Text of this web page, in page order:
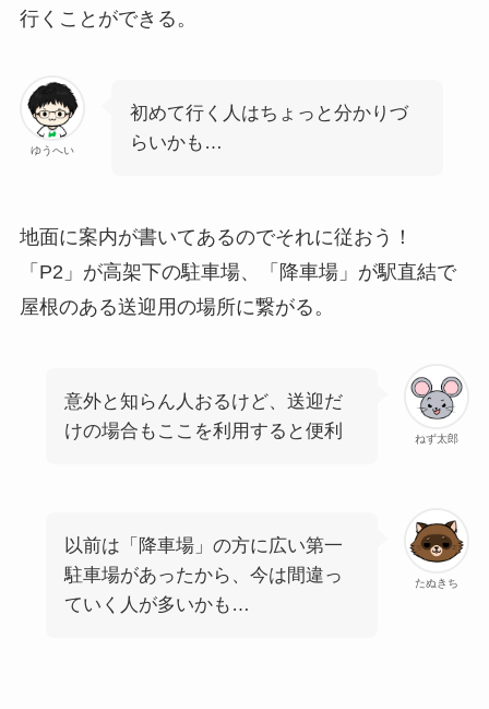
行くことができる。
ゆうへい
初めて行く人はちょっと分かりづ
らいかも…
地面に案内が書いてあるのでそれに従おう！
「P2」が高架下の駐車場、「降車場」が駅直結で
屋根のある送迎用の場所に繋がる。
ねず太郎
意外と知らん人おるけど、送迎だ
けの場合もここを利用すると便利
たぬきち
以前は「降車場」の方に広い第一
駐車場があったから、今は間違っ
ていく人が多いかも…